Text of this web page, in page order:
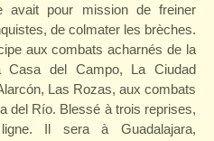
avait pour mission de freiner
de colmater les brèches.
aux combats acharnés de la
del Campo, La Ciudad
Las Rozas, aux combats
del Río. Blessé à trois reprises,
Il sera à Guadalajara,